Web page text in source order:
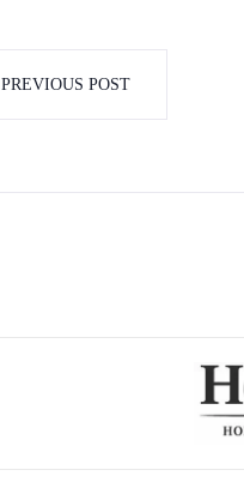
PREVIOUS POST